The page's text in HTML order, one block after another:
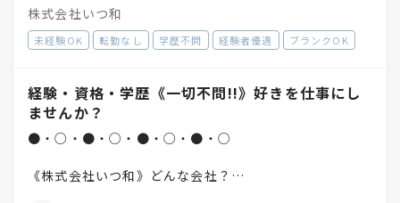
株式会社いつ和
未経験OK 転勤なし 学歴不問 経験者優遇 ブランクOK
経験・資格・学歴《一切不問!!》好きを仕事にし
ませんか？
●・○・●・○・●・○・●・○
《株式会社いつ和》どんな会社？